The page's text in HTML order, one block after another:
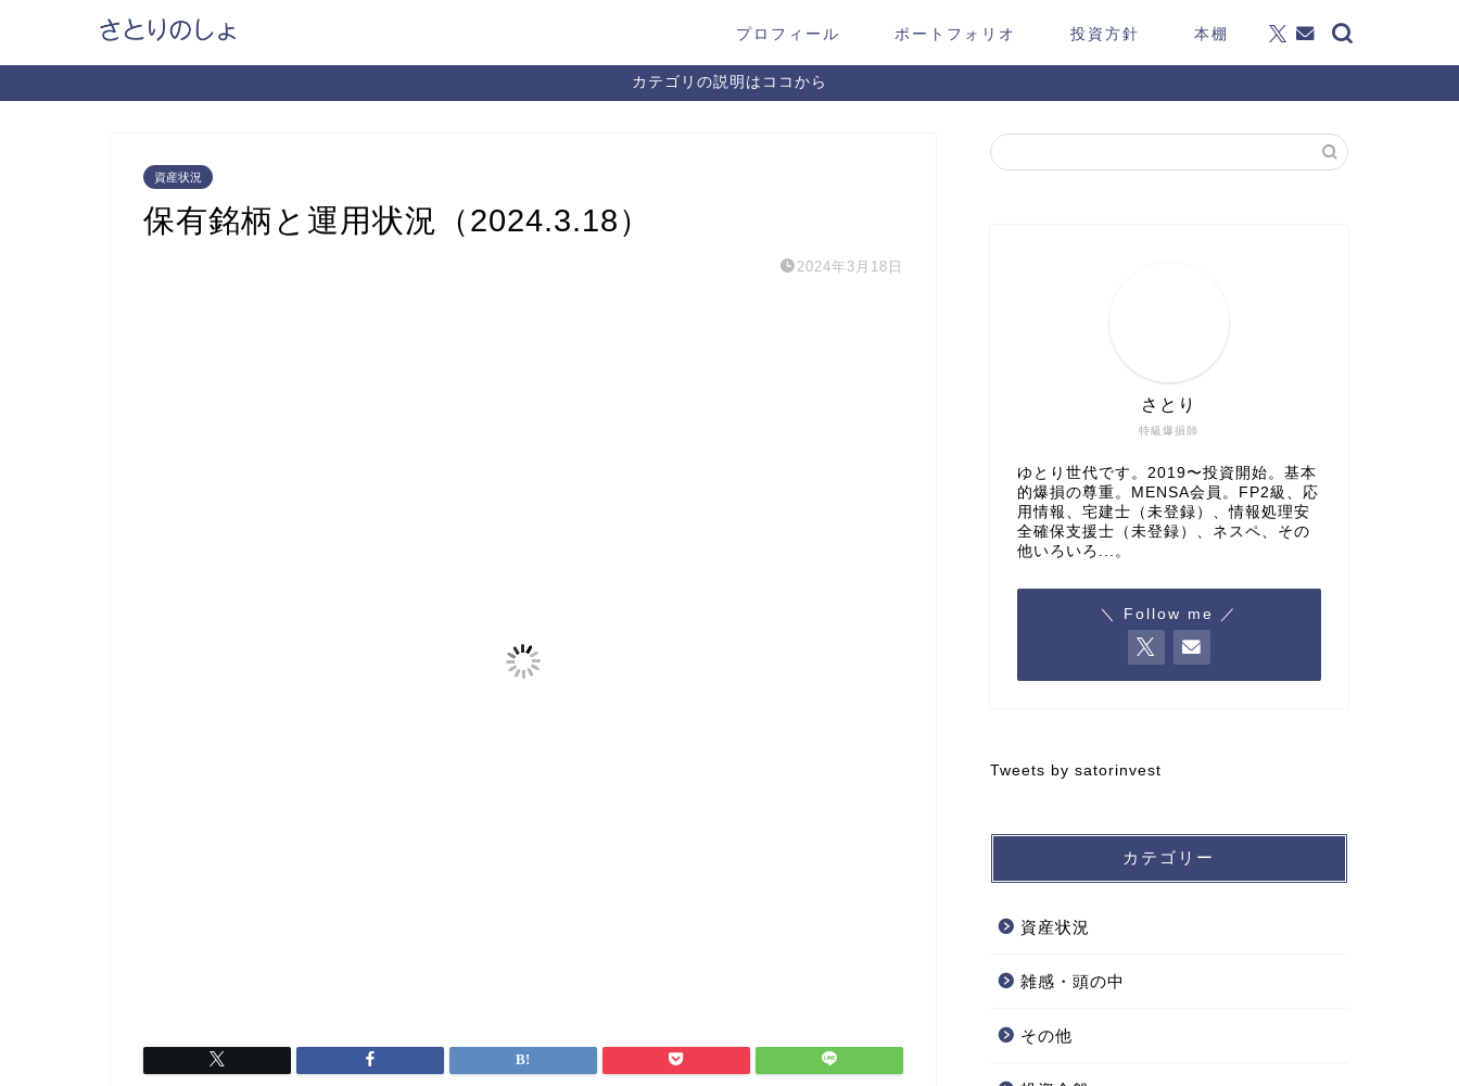
プロフィール ポートフォリオ 投資方針 本棚
カテゴリの説明はココから
資産状況
保有銘柄と運用状況（2024.3.18）
2024年3月18日
特級爆損師
さとり
ゆとり世代です。2019〜投資開始。基本
的爆損の尊重。MENSA会員。FP2級、応
用情報、宅建士（未登録）、情報処理安
全確保支援士（未登録）、ネスペ、その
他いろいろ...。
＼ Follow me ／
Tweets by satorinvest
カテゴリー
資産状況
雑感・頭の中
その他